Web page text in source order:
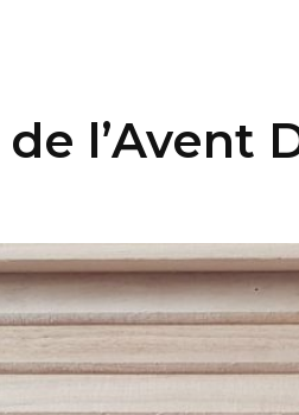
l’Avent